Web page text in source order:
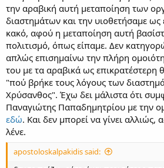
την αραβική αυτή μεταποίηση των
διαστημάτων και την υιοθετήσαμε ως
κακό, αφού η μεταποίηση αυτή
πολιτισμό, όπως είπαμε. Δεν
απλώς επισημαίνω την πλήρη
του με τα αραβικά ως επικρατέστερη
"πού βρήκε τους λόγους των
Χρύσανθος". Έχω δει μάλιστα ότι
Παναγιώτης Παπαδημητρίου με την
εδώ. Και δεν μπορεί να γίνει αλλιώς,
λένε.
apostoloskalpakidis said: